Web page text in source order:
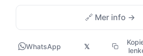
🔗 Mer info →
WhatsApp 𝕏